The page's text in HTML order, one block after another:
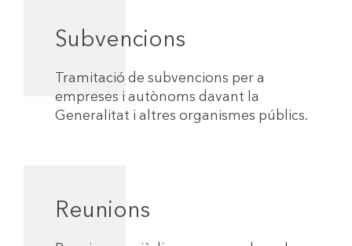
Subvencions
Tramitació de subvencions per a
empreses i autònoms davant la
Generalitat i altres organismes públics.
Reunions